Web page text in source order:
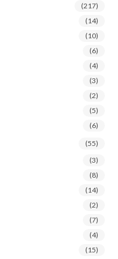
(217)
(14)
(10)
(6)
(4)
(3)
(2)
(5)
(6)
(55)
(3)
(8)
(14)
(2)
(7)
(4)
(15)